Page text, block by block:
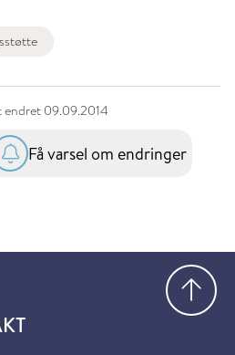
endret 09.09.2014
Få varsel om endringer